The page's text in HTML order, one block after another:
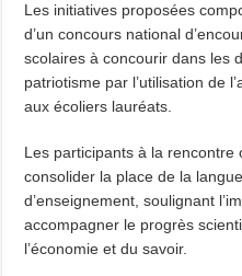
Les initiatives proposées
d’un concours national
scolaires à concourir dans les
patriotisme par l’utilisation de
aux écoliers lauréats.
Les participants à la
consolider la place de la
d’enseignement, soulignant
accompagner le progrès
l’économie et du savoir.